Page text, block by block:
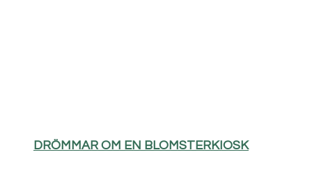
DRÖMMAR OM EN BLOMSTERKIOSK